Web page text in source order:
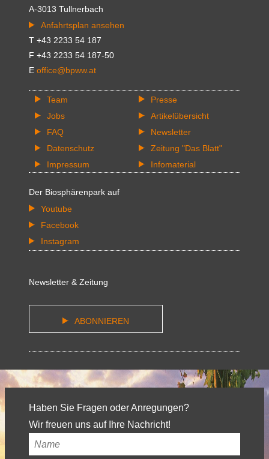
A-3013 Tullnerbach
Anfahrtsplan ansehen
T +43 2233 54 187
F +43 2233 54 187-50
E office@bpww.at
Team
Jobs
FAQ
Datenschutz
Impressum
Presse
Artikelübersicht
Newsletter
Zeitung "Das Blatt"
Infomaterial
Der Biosphärenpark auf
Youtube
Facebook
Instagram
Newsletter & Zeitung
ABONNIEREN
Haben Sie Fragen oder Anregungen?
Wir freuen uns auf Ihre Nachricht!
Ihr